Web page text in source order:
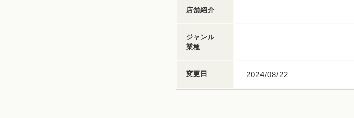
店舗紹介
ジャンル
業種
変更日 2024/08/22